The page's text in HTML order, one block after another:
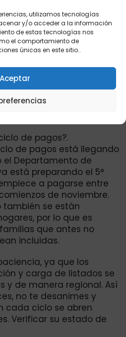
utilizamos tecnologías
y/o acceder a la información
de estas tecnologías nos
el comportamiento de
únicas en este sitio..
Aceptar
del ciclo 9 septiembre:
de pagos?.
de pagos está llegando
el Departamento de
está preparando el 5°
a pagarse entre
de noviembre.
también se están
por lo que es
que antes no
incluidas.
ya que los
y carga de listados se
y de manera regional. Así
no te desanimes y
cada ciclo se abren
Verificar su estado de